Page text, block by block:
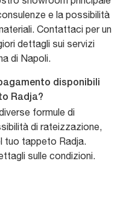
e la possibilità
Contattaci per un
dettagli sui servizi
di Napoli.
disponibili
Radja?
formule di
di rateizzazione,
tuo tappeto Radja.
sulle condizioni.